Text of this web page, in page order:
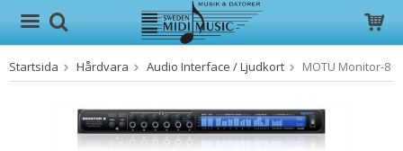
Produkten har blivit tillagd i varukorgen
Startsida Hårdvara Audio Interface / Ljudkort MOTU Monitor-8